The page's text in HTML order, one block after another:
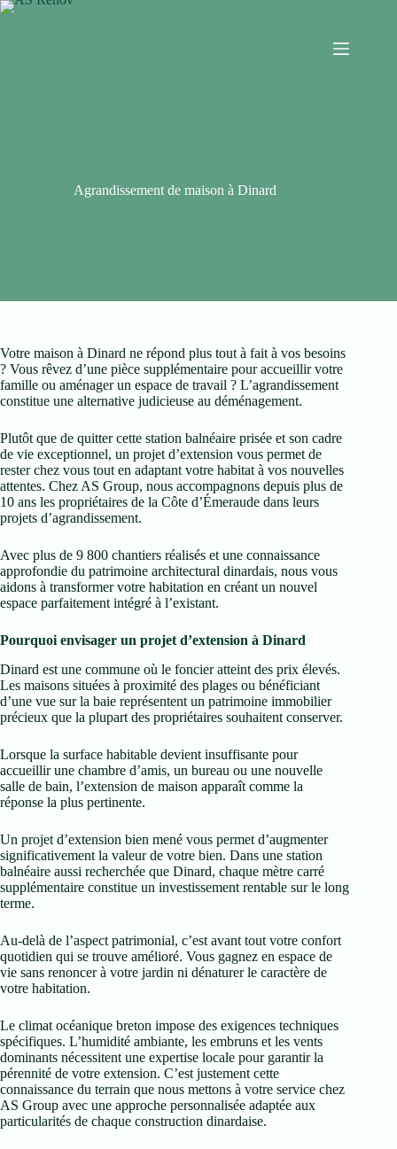
Agrandissement de maison à Dinard
Votre maison à Dinard ne répond plus tout à fait à vos besoins
? Vous rêvez d’une pièce supplémentaire pour accueillir votre
famille ou aménager un espace de travail ? L’agrandissement
constitue une alternative judicieuse au déménagement.
Plutôt que de quitter cette station balnéaire prisée et son cadre
de vie exceptionnel, un projet d’extension vous permet de
rester chez vous tout en adaptant votre habitat à vos nouvelles
attentes. Chez AS Group, nous accompagnons depuis plus de
10 ans les propriétaires de la Côte d’Émeraude dans leurs
projets d’agrandissement.
Avec plus de 9 800 chantiers réalisés et une connaissance
approfondie du patrimoine architectural dinardais, nous vous
aidons à transformer votre habitation en créant un nouvel
espace parfaitement intégré à l’existant.
Pourquoi envisager un projet d’extension à Dinard
Dinard est une commune où le foncier atteint des prix élevés.
Les maisons situées à proximité des plages ou bénéficiant
d’une vue sur la baie représentent un patrimoine immobilier
précieux que la plupart des propriétaires souhaitent conserver.
Lorsque la surface habitable devient insuffisante pour
accueillir une chambre d’amis, un bureau ou une nouvelle
salle de bain, l’extension de maison apparaît comme la
réponse la plus pertinente.
Un projet d’extension bien mené vous permet d’augmenter
significativement la valeur de votre bien. Dans une station
balnéaire aussi recherchée que Dinard, chaque mètre carré
supplémentaire constitue un investissement rentable sur le long
terme.
Au-delà de l’aspect patrimonial, c’est avant tout votre confort
quotidien qui se trouve amélioré. Vous gagnez en espace de
vie sans renoncer à votre jardin ni dénaturer le caractère de
votre habitation.
Le climat océanique breton impose des exigences techniques
spécifiques. L’humidité ambiante, les embruns et les vents
dominants nécessitent une expertise locale pour garantir la
pérennité de votre extension. C’est justement cette
connaissance du terrain que nous mettons à votre service chez
AS Group avec une approche personnalisée adaptée aux
particularités de chaque construction dinardaise.